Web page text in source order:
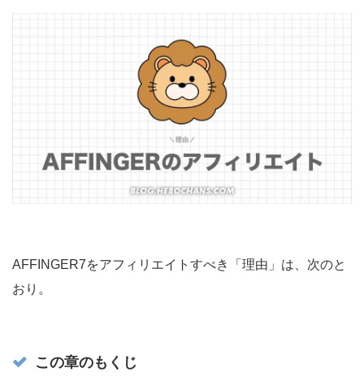
AFFINGER7をアフィリエイトすべき「理由」は、次のと
おり。
この章のもくじ